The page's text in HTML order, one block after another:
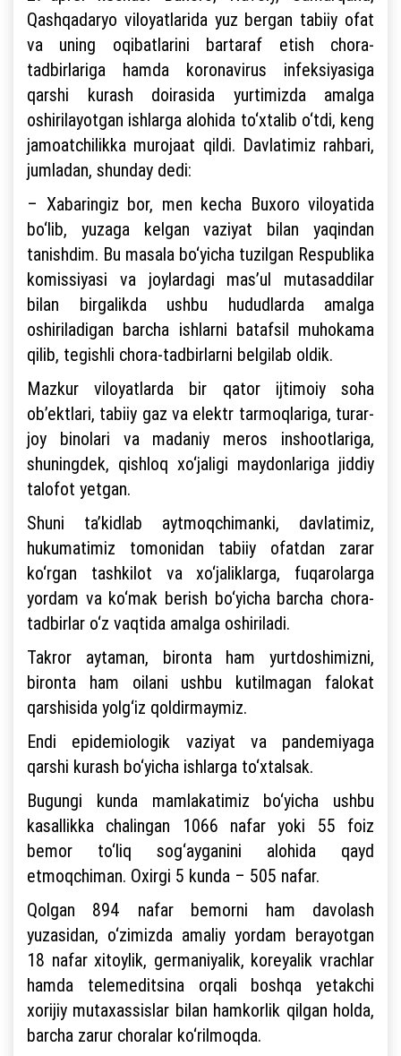
Qashqadaryo viloyatlarida yuz bergan tabiiy ofat
va uning oqibatlarini bartaraf etish chora-
tadbirlariga hamda koronavirus infeksiyasiga
qarshi kurash doirasida yurtimizda amalga
oshirilayotgan ishlarga alohida to‘xtalib o‘tdi, keng
jamoatchilikka murojaat qildi. Davlatimiz rahbari,
jumladan, shunday dedi:
– Xabaringiz bor, men kecha Buxoro viloyatida
bo‘lib, yuzaga kelgan vaziyat bilan yaqindan
tanishdim. Bu masala bo‘yicha tuzilgan Respublika
komissiyasi va joylardagi mas’ul mutasaddilar
bilan birgalikda ushbu hududlarda amalga
oshiriladigan barcha ishlarni batafsil muhokama
qilib, tegishli chora-tadbirlarni belgilab oldik.
Mazkur viloyatlarda bir qator ijtimoiy soha
ob’ektlari, tabiiy gaz va elektr tarmoqlariga, turar-
joy binolari va madaniy meros inshootlariga,
shuningdek, qishloq xo‘jaligi maydonlariga jiddiy
talofot yetgan.
Shuni ta’kidlab aytmoqchimanki, davlatimiz,
hukumatimiz tomonidan tabiiy ofatdan zarar
ko‘rgan tashkilot va xo‘jaliklarga, fuqarolarga
yordam va ko‘mak berish bo‘yicha barcha chora-
tadbirlar o‘z vaqtida amalga oshiriladi.
Takror aytaman, bironta ham yurtdoshimizni,
bironta ham oilani ushbu kutilmagan falokat
qarshisida yolg‘iz qoldirmaymiz.
Endi epidemiologik vaziyat va pandemiyaga
qarshi kurash bo‘yicha ishlarga to‘xtalsak.
Bugungi kunda mamlakatimiz bo‘yicha ushbu
kasallikka chalingan 1066 nafar yoki 55 foiz
bemor to‘liq sog‘ayganini alohida qayd
etmoqchiman. Oxirgi 5 kunda – 505 nafar.
Qolgan 894 nafar bemorni ham davolash
yuzasidan, o‘zimizda amaliy yordam berayotgan
18 nafar xitoylik, germaniyalik, koreyalik vrachlar
hamda telemeditsina orqali boshqa yetakchi
xorijiy mutaxassislar bilan hamkorlik qilgan holda,
barcha zarur choralar ko‘rilmoqda.